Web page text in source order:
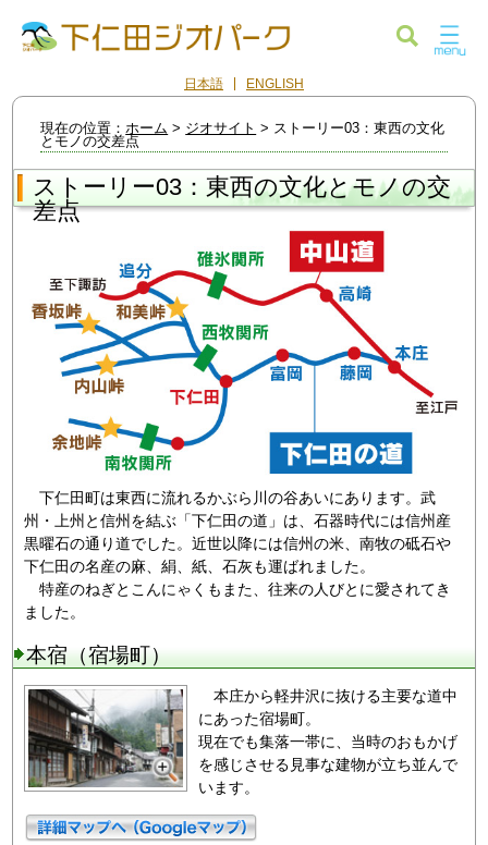
日本語 ENGLISH
現在の位置： ホーム > ジオサイト > ストーリー03：東西の文化
とモノの交差点
ストーリー03：東西の文化とモノの交
差点
下仁田町は東西に流れるかぶら川の谷あいにあります。武
州・上州と信州を結ぶ「下仁田の道」は、石器時代には信州産
黒曜石の通り道でした。近世以降には信州の米、南牧の砥石や
下仁田の名産の麻、絹、紙、石灰も運ばれました。
特産のねぎとこんにゃくもまた、往来の人びとに愛されてき
ました。
本宿（宿場町）
本庄から軽井沢に抜ける主要な道中
にあった宿場町。
現在でも集落一帯に、当時のおもかげ
を感じさせる見事な建物が立ち並んで
います。